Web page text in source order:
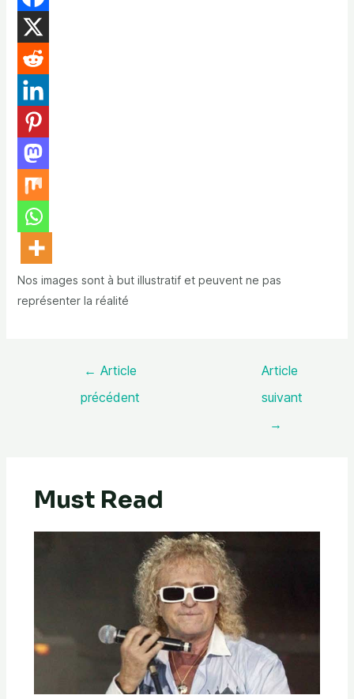
Nos images sont à but illustratif et peuvent ne pas
représenter la réalité
← Article
précédent
Article
suivant
→
Must Read